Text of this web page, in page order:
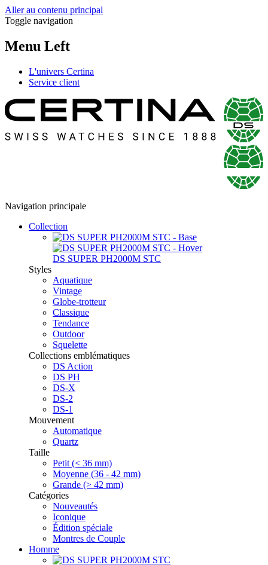
Aller au contenu principal
Toggle navigation
Menu Left
L'univers Certina
Service client
Navigation principale
Collection
DS SUPER PH2000M STC
Styles
Aquatique
Vintage
Globe-trotteur
Classique
Tendance
Outdoor
Squelette
Collections emblématiques
DS Action
DS PH
DS-X
DS-2
DS-1
Mouvement
Automatique
Quartz
Taille
Petit (< 36 mm)
Moyenne (36 - 42 mm)
Grande (> 42 mm)
Catégories
Nouveautés
Iconique
Édition spéciale
Montres de Couple
Homme